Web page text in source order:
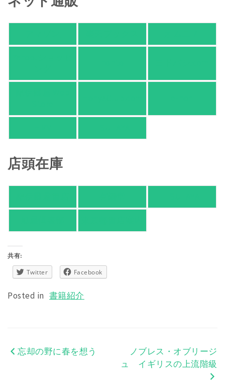
店頭在庫
共有:
Twitter Facebook
Posted in 書籍紹介
投忘却の野に春を想う
ノブレス・オブリージ
ュ イギリスの上流階級